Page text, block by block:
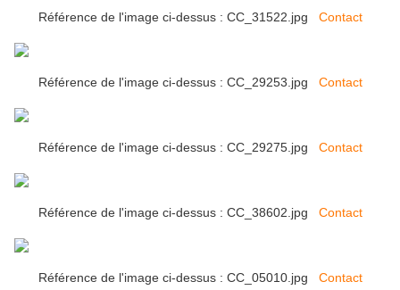
Référence de l'image ci-dessus : CC_31522.jpg Contact
Référence de l'image ci-dessus : CC_29253.jpg Contact
Référence de l'image ci-dessus : CC_29275.jpg Contact
Référence de l'image ci-dessus : CC_38602.jpg Contact
Référence de l'image ci-dessus : CC_05010.jpg Contact